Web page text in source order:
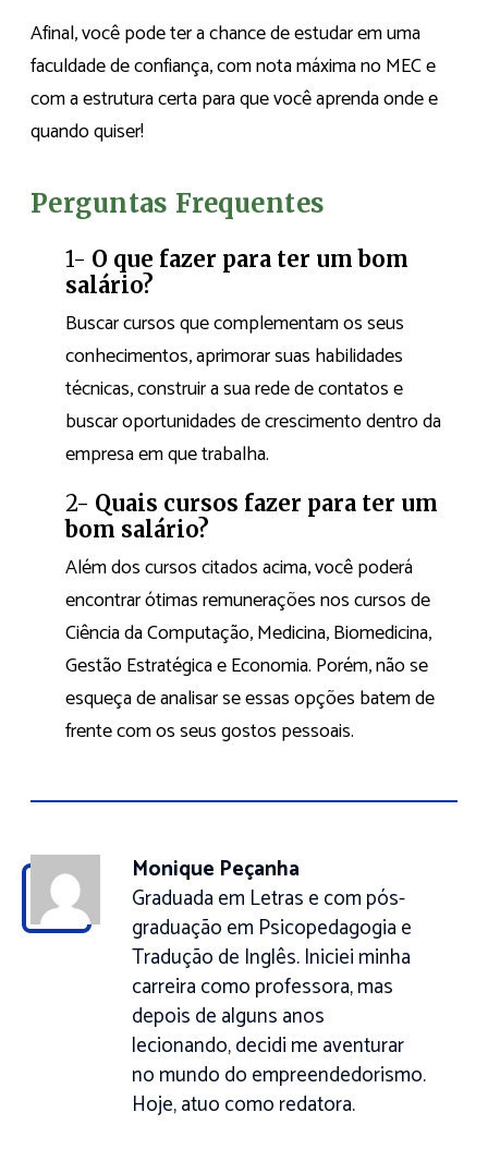
Afinal, você pode ter a chance de estudar em uma
faculdade de confiança, com nota máxima no MEC e
com a estrutura certa para que você aprenda onde e
quando quiser!
Perguntas Frequentes
1- O que fazer para ter um bom
salário?
Buscar cursos que complementam os seus
conhecimentos, aprimorar suas habilidades
técnicas, construir a sua rede de contatos e
buscar oportunidades de crescimento dentro da
empresa em que trabalha.
2- Quais cursos fazer para ter um
bom salário?
Além dos cursos citados acima, você poderá
encontrar ótimas remunerações nos cursos de
Ciência da Computação, Medicina, Biomedicina,
Gestão Estratégica e Economia. Porém, não se
esqueça de analisar se essas opções batem de
frente com os seus gostos pessoais.
Monique Peçanha
Graduada em Letras e com pós-
graduação em Psicopedagogia e
Tradução de Inglês. Iniciei minha
carreira como professora, mas
depois de alguns anos
lecionando, decidi me aventurar
no mundo do empreendedorismo.
Hoje, atuo como redatora.